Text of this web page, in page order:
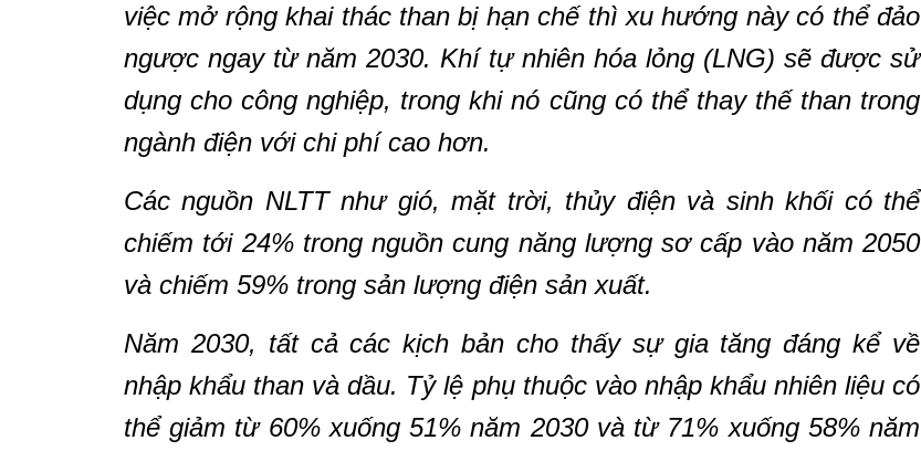
việc mở rộng khai thác than bị hạn chế thì xu hướng này có thể đảo
ngược ngay từ năm 2030. Khí tự nhiên hóa lỏng (LNG) sẽ được sử
dụng cho công nghiệp, trong khi nó cũng có thể thay thế than trong
ngành điện với chi phí cao hơn.
Các nguồn NLTT như gió, mặt trời, thủy điện và sinh khối có thể
chiếm tới 24% trong nguồn cung năng lượng sơ cấp vào năm 2050
và chiếm 59% trong sản lượng điện sản xuất.
Năm 2030, tất cả các kịch bản cho thấy sự gia tăng đáng kể về
nhập khẩu than và dầu. Tỷ lệ phụ thuộc vào nhập khẩu nhiên liệu có
thể giảm từ 60% xuống 51% năm 2030 và từ 71% xuống 58% năm